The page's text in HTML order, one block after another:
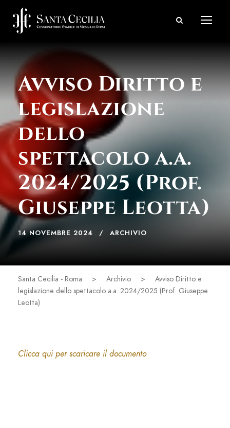
Avviso Diritto e
legislazione
dello
spettacolo a.a.
2024/2025 (Prof.
Giuseppe Leotta)
14 NOVEMBRE 2024 ARCHIVIO
Santa Cecilia - Roma > Archivio >
Avviso Diritto e
legislazione dello spettacolo a.a. 2024/2025 (Prof. Giuseppe
Leotta)
Clicca qui per scaricare il documento